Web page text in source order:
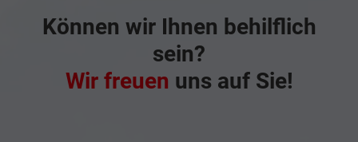
Können wir Ihnen behilflich
sein?
Wir freuen uns auf Sie!